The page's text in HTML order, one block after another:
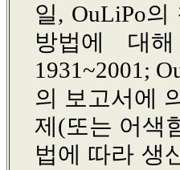
일, OuLiPo
방법에 대
1931~2001;
의 보고서에
제(또는 어색
법에 따라 생